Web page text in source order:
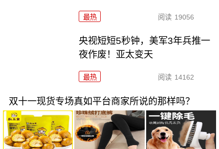
最热 阅读 19056
央视短短5秒钟，美军3年兵推一
夜作废！亚太变天
最热 阅读 14162
双十一现货专场真如平台商家所说的那样吗？